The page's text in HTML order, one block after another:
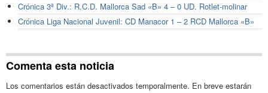
Crónica 3ª Div.: R.C.D. Mallorca Sad «B» 4 – 0 UD. Rotlet-molinar
Crónica Liga Nacional Juvenil: CD Manacor 1 – 2 RCD Mallorca «B»
Comenta esta noticia
Los comentarios están desactivados temporalmente. En breve estarán